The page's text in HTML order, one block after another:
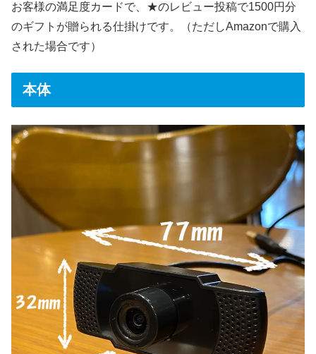
お客様の満足度カードで、★のレビュー投稿で1500円分
のギフトが贈られる仕掛けです。（ただしAmazonで購入
された場合です）
本体